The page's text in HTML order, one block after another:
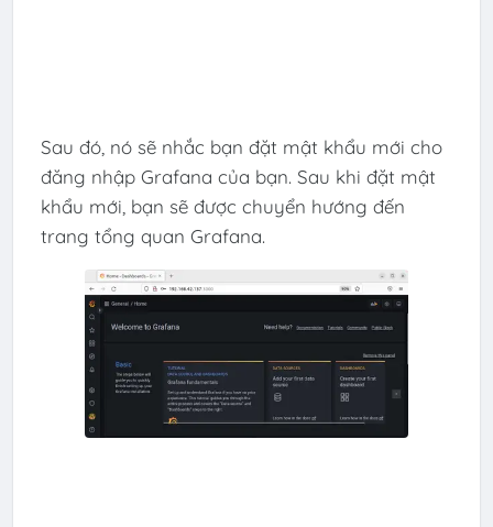
Sau đó, nó sẽ nhắc bạn đặt mật khẩu mới cho
đăng nhập Grafana của bạn. Sau khi đặt mật
khẩu mới, bạn sẽ được chuyển hướng đến
trang tổng quan Grafana.